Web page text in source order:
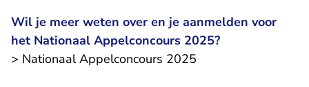
Wil je meer weten over en je aanmelden voor
het Nationaal Appelconcours 2025?
> Nationaal Appelconcours 2025